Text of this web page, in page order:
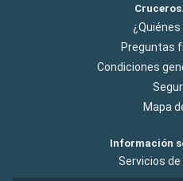
Preguntas
Condiciones
Mapa
Información
Servicios